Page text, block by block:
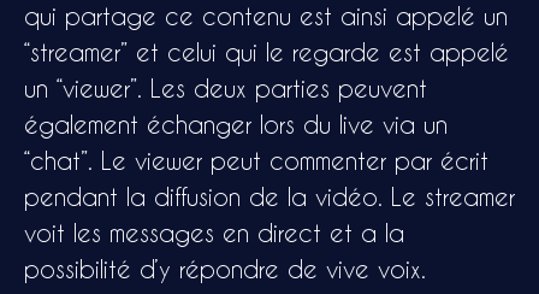
qui partage ce contenu est ainsi appelé un
“streamer” et celui qui le regarde est appelé
un “viewer”. Les deux parties peuvent
également échanger lors du live via un
“chat”. Le viewer peut commenter par écrit
pendant la diffusion de la vidéo. Le streamer
voit les messages en direct et a la
possibilité d’y répondre de vive voix.